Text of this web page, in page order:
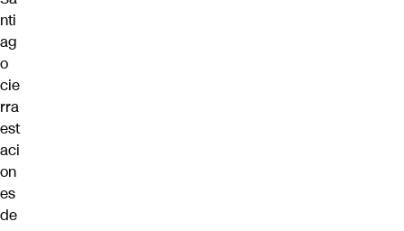
nti
ag
o
cie
rra
est
aci
on
es
de